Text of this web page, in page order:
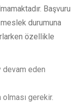
Başvuru
durumuna
özellikle
devam eden
gerekir.